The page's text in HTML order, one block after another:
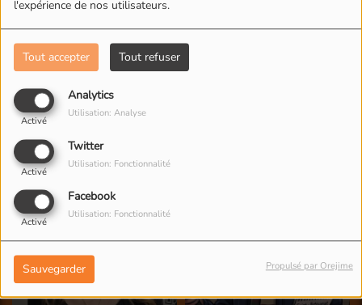
l'expérience de nos utilisateurs.
Tout accepter Tout refuser
Analytics
Activé
Utilisation: Analyse
Twitter
Activé
Utilisation: Fonctionnalité
Facebook
Activé
Utilisation: Fonctionnalité
Sauvegarder Propulsé par Orejime